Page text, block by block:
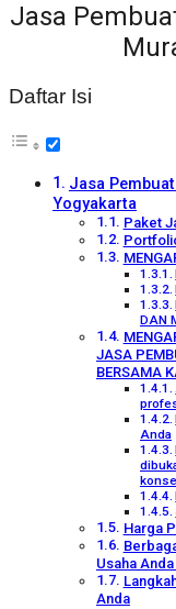
Jasa
Daftar Isi
Jasa
Yogyakarta
Paket
DAN
JASA
BERSAMA
Anda
Harga
Usaha Anda
Anda